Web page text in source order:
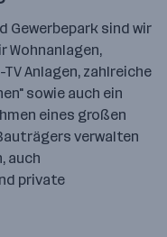
Gewerbepark sind wir
Wohnanlagen,
Anlagen, zahlreiche
sowie auch ein
eines großen
verwalten
auch
private